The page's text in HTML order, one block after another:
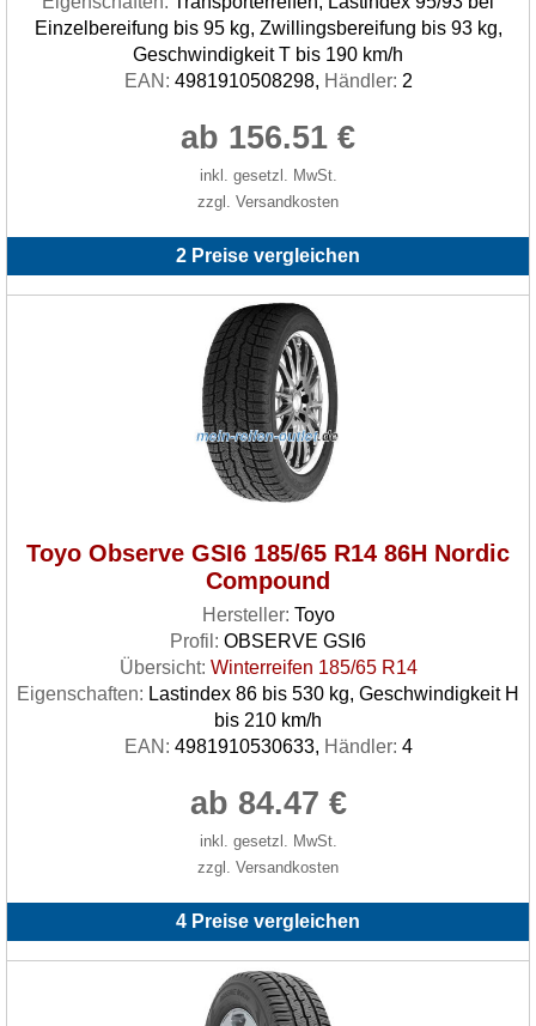
Einzelbereifung bis 95 kg, Zwillingsbereifung bis 93 kg,
Geschwindigkeit T bis 190 km/h
EAN: 4981910508298, Händler: 2
ab 156.51 €
inkl. gesetzl. MwSt.
zzgl. Versandkosten
2 Preise vergleichen
Toyo Observe GSI6 185/65 R14 86H Nordic
Compound
Hersteller: Toyo
Profil: OBSERVE GSI6
Übersicht: Winterreifen 185/65 R14
Eigenschaften: Lastindex 86 bis 530 kg, Geschwindigkeit H
bis 210 km/h
EAN: 4981910530633, Händler: 4
ab 84.47 €
inkl. gesetzl. MwSt.
zzgl. Versandkosten
4 Preise vergleichen